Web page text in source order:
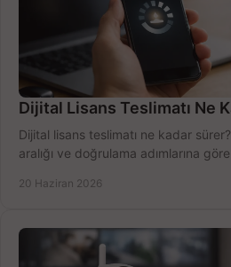
Dijital Lisans Teslimatı Ne
Dijital lisans teslimatı ne kadar
aralığı ve doğrulama adımlarına
20 Haziran 2026